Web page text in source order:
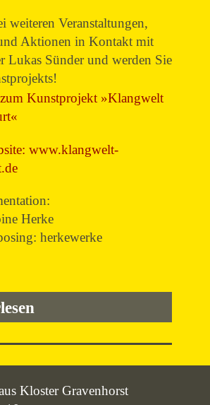
weiteren Veranstaltungen,
Aktionen in Kontakt mit
Lukas Sünder und werden Sie
Kunstprojekt »Klangwelt
www.klangwelt-
Herke
herkewerke
Kloster Gravenhorst